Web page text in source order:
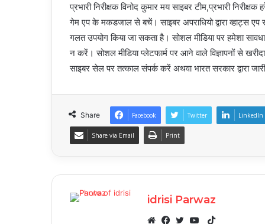
प्रभारी निरीक्षक विनोद कुमार मय साइबर टीम,प्रभारी
गेम एप के मकडजाल से बचें। साइबर अपराधियो द्वारा‌‌ व्हाट्स
गलत उपयोग किया जा सकता है। सोशल मीडिया पर हमेशा
न करें। सोशल मीडिया प्लेटफार्म पर आने वाले विज्ञापनों से
साइबर सेल पर तत्काल संपर्क करें अथवा भारत सरकार द्वारा
Share Facebook Twitter LinkedIn
Share via Email Print
idrisi Parwaz
T